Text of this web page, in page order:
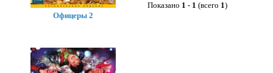
Показано 1 - 1 (всего 1)
Офицеры 2